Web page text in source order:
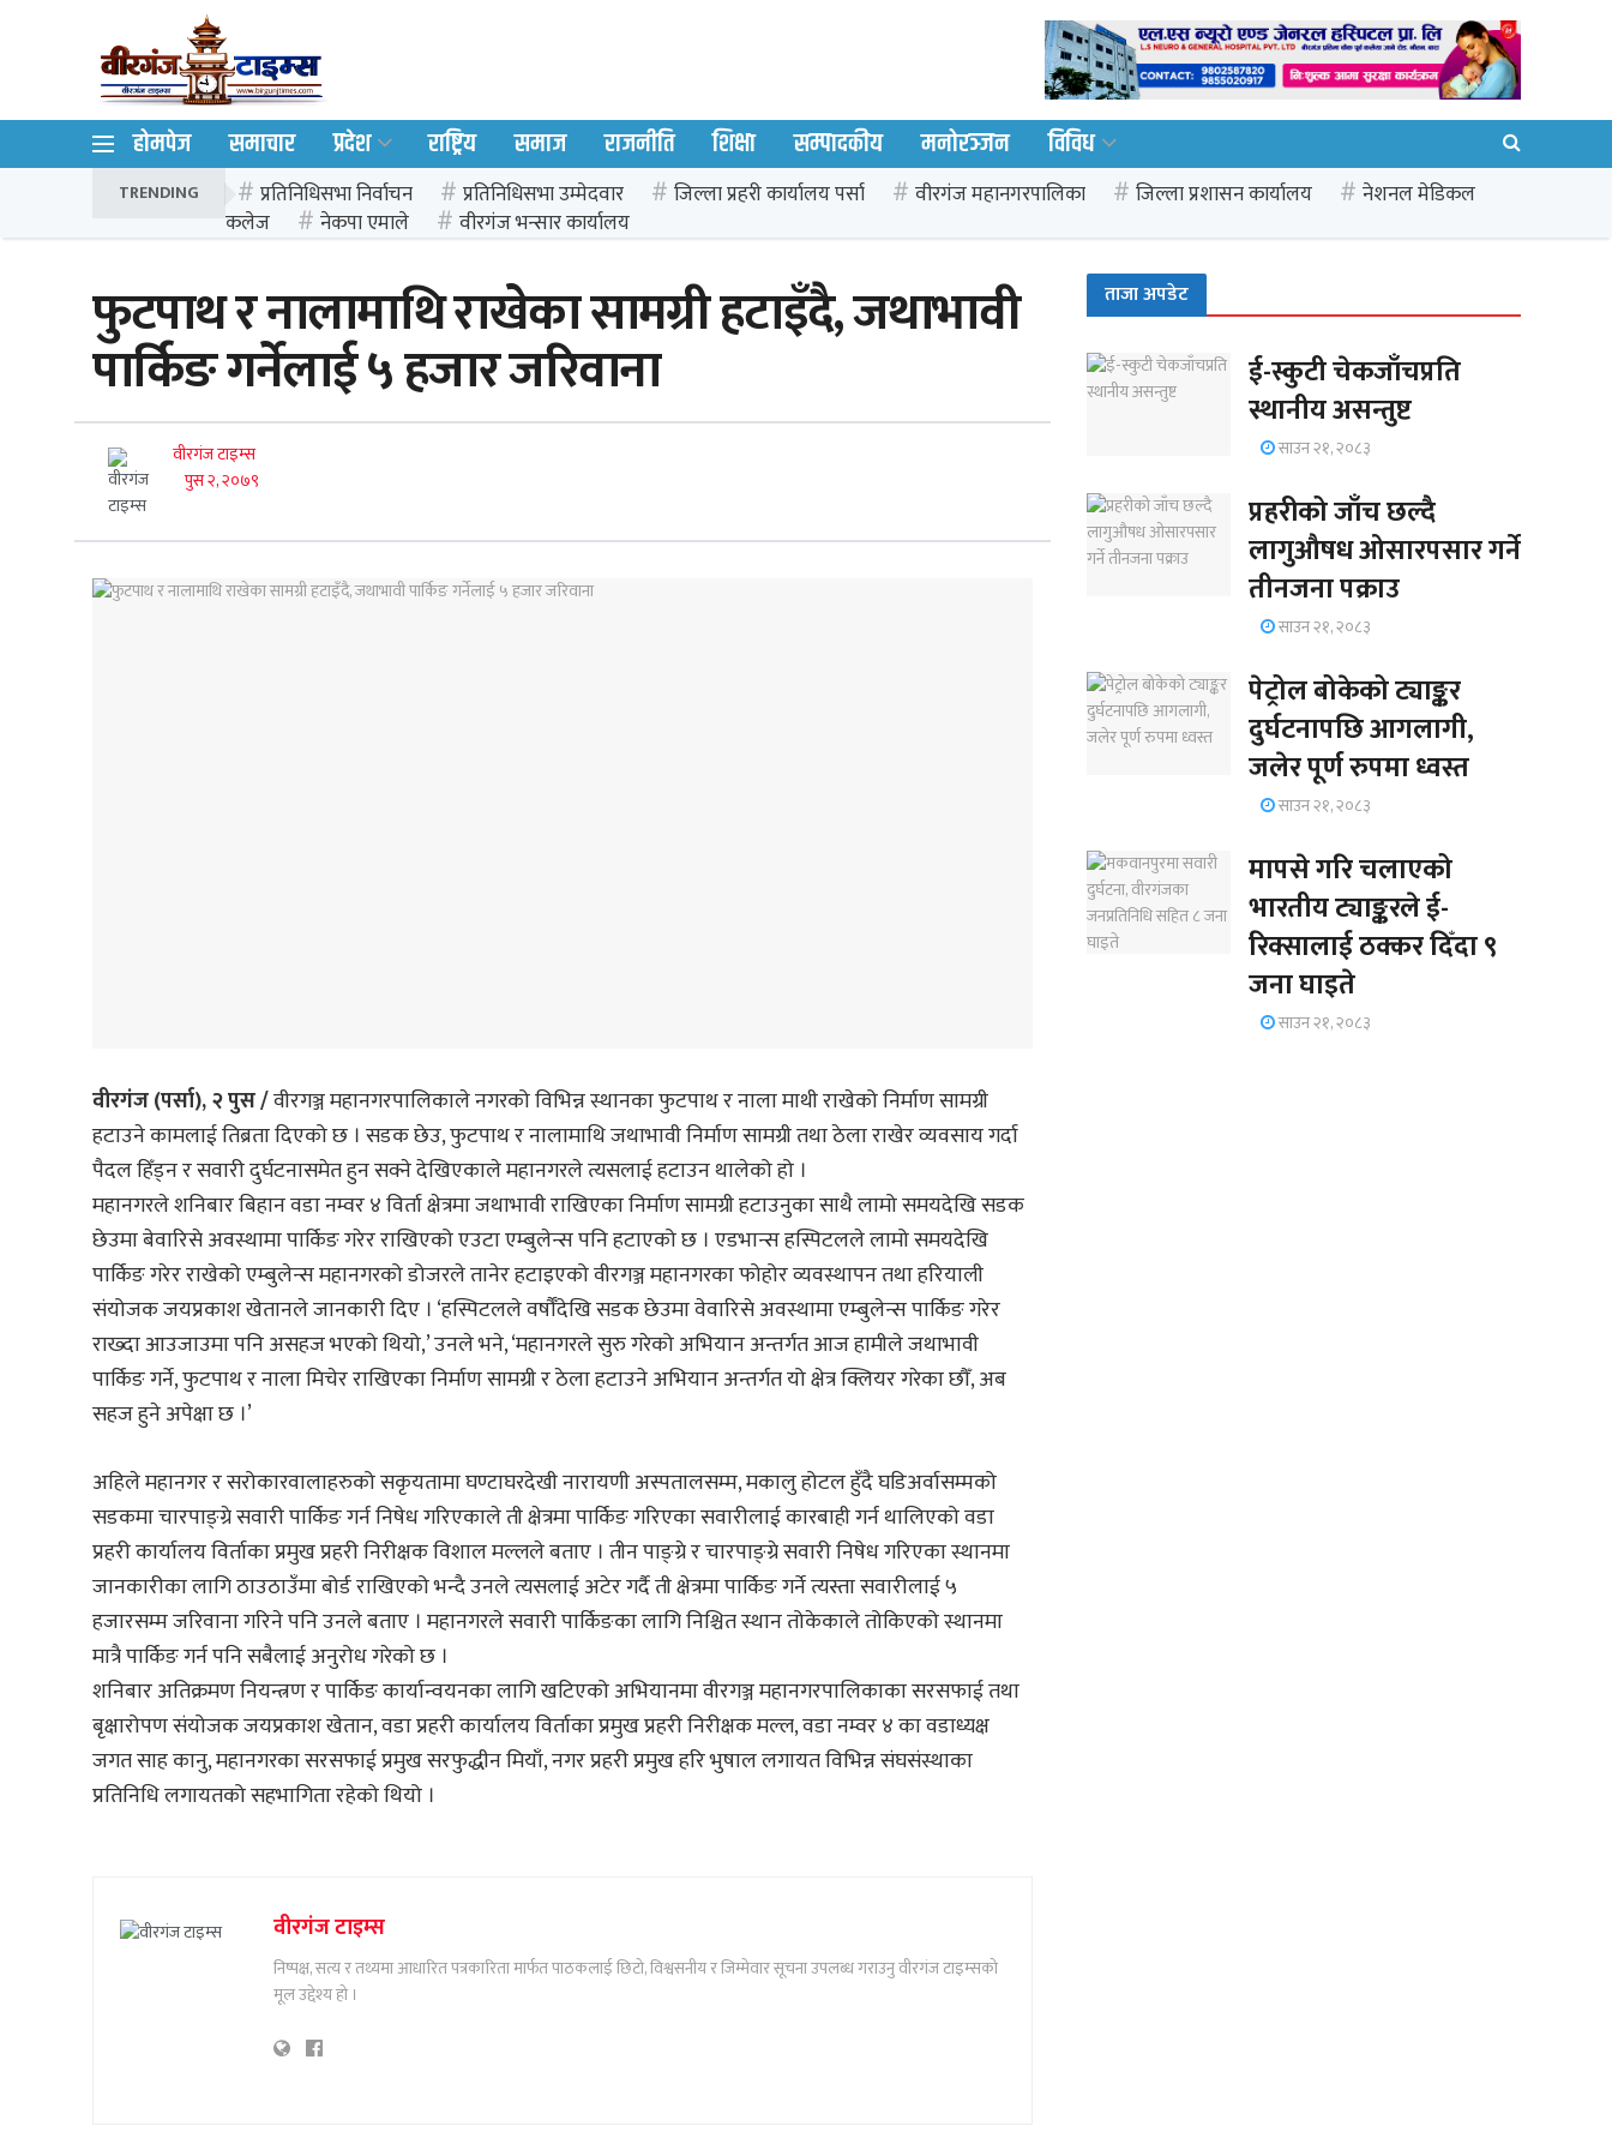
होमपेज समाचार प्रदेश राष्ट्रिय समाज राजनीति शिक्षा सम्पादकीय मनोरञ्जन विविध
TRENDING प्रतिनिधिसभा निर्वाचन प्रतिनिधिसभा उम्मेदवार जिल्ला प्रहरी कार्यालय पर्सा वीरगंज महानगरपालिका जिल्ला प्रशासन कार्यालय
नेशनल मेडिकल
कलेज
नेकपा एमाले वीरगंज भन्सार कार्यालय
फुटपाथ र नालामाथि राखेका सामग्री हटाइँदै, जथाभावी
पार्किङ गर्नेलाई ५ हजार जरिवाना
वीरगंज टाइम्स
पुस २, २०७९
वीरगंज (पर्सा), २ पुस /वीरगञ्ज महानगरपालिकाले नगरको विभिन्न स्थानका फुटपाथ र नाला माथी राखेको निर्माण सामग्री
हटाउने कामलाई तिब्रता दिएको छ । सडक छेउ, फुटपाथ र नालामाथि जथाभावी निर्माण सामग्री तथा ठेला राखेर व्यवसाय गर्दा
पैदल हिँड्न र सवारी दुर्घटनासमेत हुन सक्ने देखिएकाले महानगरले त्यसलाई हटाउन थालेको हो ।
महानगरले शनिबार बिहान वडा नम्वर ४ विर्ता क्षेत्रमा जथाभावी राखिएका निर्माण सामग्री हटाउनुका साथै लामो समयदेखि सडक
छेउमा बेवारिसे अवस्थामा पार्किङ गरेर राखिएको एउटा एम्बुलेन्स पनि हटाएको छ । एडभान्स हस्पिटलले लामो समयदेखि
पार्किङ गरेर राखेको एम्बुलेन्स महानगरको डोजरले तानेर हटाइएको वीरगञ्ज महानगरका फोहोर व्यवस्थापन तथा हरियाली
संयोजक जयप्रकाश खेतानले जानकारी दिए । ‘हस्पिटलले वर्षौँदेखि सडक छेउमा वेवारिसे अवस्थामा एम्बुलेन्स पार्किङ गरेर
राख्दा आउजाउमा पनि असहज भएको थियो,’ उनले भने, ‘महानगरले सुरु गरेको अभियान अन्तर्गत आज हामीले जथाभावी
पार्किङ गर्ने, फुटपाथ र नाला मिचेर राखिएका निर्माण सामग्री र ठेला हटाउने अभियान अन्तर्गत यो क्षेत्र क्लियर गरेका छौँ, अब
सहज हुने अपेक्षा छ ।’
अहिले महानगर र सरोकारवालाहरुको सकृयतामा घण्टाघरदेखी नारायणी अस्पतालसम्म, मकालु होटल हुँदै घडिअर्वासम्मको
सडकमा चारपाङ्ग्रे सवारी पार्किङ गर्न निषेध गरिएकाले ती क्षेत्रमा पार्किङ गरिएका सवारीलाई कारबाही गर्न थालिएको वडा
प्रहरी कार्यालय विर्ताका प्रमुख प्रहरी निरीक्षक विशाल मल्लले बताए । तीन पाङ्ग्रे र चारपाङ्ग्रे सवारी निषेध गरिएका स्थानमा
जानकारीका लागि ठाउठाउँमा बोर्ड राखिएको भन्दै उनले त्यसलाई अटेर गर्दै ती क्षेत्रमा पार्किङ गर्ने त्यस्ता सवारीलाई ५
हजारसम्म जरिवाना गरिने पनि उनले बताए । महानगरले सवारी पार्किङका लागि निश्चित स्थान तोकेकाले तोकिएको स्थानमा
मात्रै पार्किङ गर्न पनि सबैलाई अनुरोध गरेको छ ।
शनिबार अतिक्रमण नियन्त्रण र पार्किङ कार्यान्वयनका लागि खटिएको अभियानमा वीरगञ्ज महानगरपालिकाका सरसफाई तथा
बृक्षारोपण संयोजक जयप्रकाश खेतान, वडा प्रहरी कार्यालय विर्ताका प्रमुख प्रहरी निरीक्षक मल्ल, वडा नम्वर ४ का वडाध्यक्ष
जगत साह कानु, महानगरका सरसफाई प्रमुख सरफुद्धीन मियाँ, नगर प्रहरी प्रमुख हरि भुषाल लगायत विभिन्न संघसंस्थाका
प्रतिनिधि लगायतको सहभागिता रहेको थियो ।
वीरगंज टाइम्स
निष्पक्ष, सत्य र तथ्यमा आधारित पत्रकारिता मार्फत पाठकलाई छिटो, विश्वसनीय र जिम्मेवार सूचना उपलब्ध गराउनु वीरगंज टाइम्सको
मूल उद्देश्य हो ।
ताजा अपडेट
ई-स्कुटी चेकजाँचप्रति
स्थानीय असन्तुष्ट
साउन २१, २०८३
प्रहरीको जाँच छल्दै
लागुऔषध ओसारपसार गर्ने
तीनजना पक्राउ
साउन २१, २०८३
पेट्रोल बोकेको ट्याङ्कर
दुर्घटनापछि आगलागी,
जलेर पूर्ण रुपमा ध्वस्त
साउन २१, २०८३
मापसे गरि चलाएको
भारतीय ट्याङ्करले ई-
रिक्सालाई ठक्कर दिँदा ९
जना घाइते
साउन २१, २०८३